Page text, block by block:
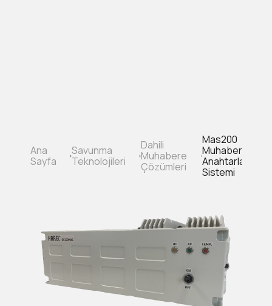
Sayfa
yolu
Ana
Sayfa
Savunma
Teknolojileri
Dahili
Muhabere
Çözümleri
Mas200
Muhabere
Anahtarlama
Sistemi